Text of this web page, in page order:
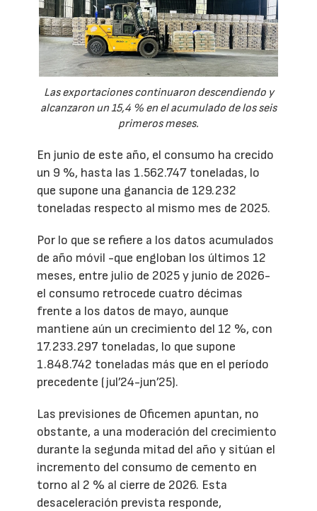
Las exportaciones continuaron descendiendo y
alcanzaron un 15,4 % en el acumulado de los seis
primeros meses.
En junio de este año, el consumo ha crecido
un 9 %, hasta las 1.562.747 toneladas, lo
que supone una ganancia de 129.232
toneladas respecto al mismo mes de 2025.
Por lo que se refiere a los datos acumulados
de año móvil -que engloban los últimos 12
meses, entre julio de 2025 y junio de 2026-
el consumo retrocede cuatro décimas
frente a los datos de mayo, aunque
mantiene aún un crecimiento del 12 %, con
17.233.297 toneladas, lo que supone
1.848.742 toneladas más que en el período
precedente (jul’24-jun’25).
Las previsiones de Oficemen apuntan, no
obstante, a una moderación del crecimiento
durante la segunda mitad del año y sitúan el
incremento del consumo de cemento en
torno al 2 % al cierre de 2026. Esta
desaceleración prevista responde,